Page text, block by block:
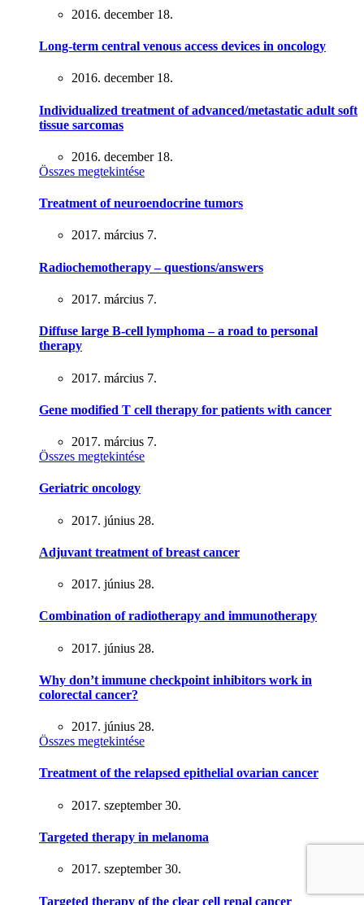
2016. december 18.
Long-term central venous access devices in oncology
2016. december 18.
Individualized treatment of advanced/metastatic adult soft
tissue sarcomas
2016. december 18.
Összes megtekintése
Treatment of neuroendocrine tumors
2017. március 7.
Radiochemotherapy – questions/answers
2017. március 7.
Diffuse large B-cell lymphoma – a road to personal
therapy
2017. március 7.
Gene modified T cell therapy for patients with cancer
2017. március 7.
Összes megtekintése
Geriatric oncology
2017. június 28.
Adjuvant treatment of breast cancer
2017. június 28.
Combination of radiotherapy and immunotherapy
2017. június 28.
Why don’t immune checkpoint inhibitors work in
colorectal cancer?
2017. június 28.
Összes megtekintése
Treatment of the relapsed epithelial ovarian cancer
2017. szeptember 30.
Targeted therapy in melanoma
2017. szeptember 30.
Targeted therapy of the clear cell renal cancer